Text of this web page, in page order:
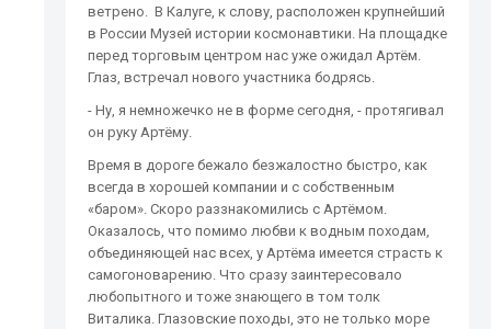
ветрено. В Калуге, к слову, расположен крупнейший
в России Музей истории космонавтики. На площадке
перед торговым центром нас уже ожидал Артём.
Глаз, встречал нового участника бодрясь.
- Ну, я немножечко не в форме сегодня, - протягивал
он руку Артёму.
Время в дороге бежало безжалостно быстро, как
всегда в хорошей компании и с собственным
«баром». Скоро раззнакомились с Артёмом.
Оказалось, что помимо любви к водным походам,
объединяющей нас всех, у Артёма имеется страсть к
самогоноварению. Что сразу заинтересовало
любопытного и тоже знающего в том толк
Виталика. Глазовские походы, это не только море